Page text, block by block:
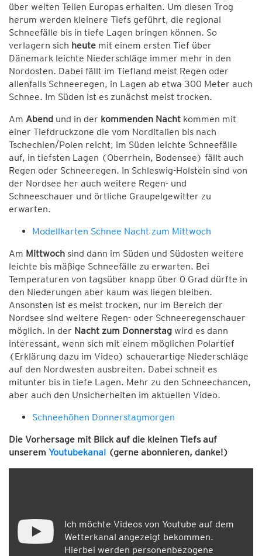
über weiten Teilen Europas erhalten. Um diesen Trog
herum werden kleinere Tiefs geführt, die regional
Schneefälle bis in tiefe Lagen bringen können. So
verlagern sich heute mit einem ersten Tief über
Dänemark leichte Niederschläge immer mehr in den
Nordosten. Dabei fällt im Tiefland meist Regen oder
allenfalls Schneeregen, in Lagen ab etwa 300 Meter auch
Schnee. Im Süden ist es zunächst meist trocken.
Am Abend und in der kommenden Nacht kommen mit
einer Tiefdruckzone die vom Norditalien bis nach
Tschechien/Polen reicht, im Süden leichte Schneefälle
auf, in tiefsten Lagen (Oberrhein, Bodensee) fällt auch
Regen oder Schneeregen. In Schleswig-Holstein sind von
der Nordsee her auch weitere Regen- und
Schneeschauer und örtliche Graupelgewitter zu
erwarten.
Modellkarten Schnee Nacht zum Mittwoch
Am Mittwoch sind dann im Süden und Südosten weitere
leichte bis mäßige Schneefälle zu erwarten. Bei
Temperaturen von tagsüber knapp über 0 Grad dürfte in
den Niederungen aber kaum was liegen bleiben.
Ansonsten ist es meist trocken, nur im Bereich der
Nordsee sind weitere Regen- oder Schneeregenschauer
möglich. In der Nacht zum Donnerstag wird es dann
interessant, wenn sich mit einem möglichen Polartief
(Erklärung dazu im Video) schauerartige Niederschläge
auf den Nordwesten ausbreiten. Dabei schneit es
mitunter bis in tiefe Lagen. Mehr zu den Schneechancen,
aber auch den Unsicherheiten im aktuellen Video.
Schneehöhen Donnerstagmorgen
Die Vorhersage mit Blick auf die kleinen Tiefs auf
unserem Youtubekanal (gerne abonnieren, danke!)
Ich möchte Videos von Youtube auf dem
Wetterkanal angezeigt bekommen.
Hierbei werden personenbezogene